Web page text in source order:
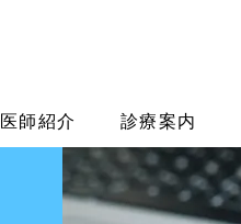
医師紹介 診療案内